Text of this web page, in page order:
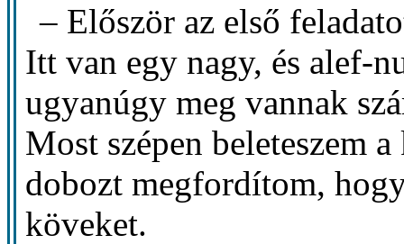
– Először az első
Itt van egy nagy, és alef-
ugyanúgy meg vannak
Most szépen beleteszem
dobozt megfordítom,
köveket.